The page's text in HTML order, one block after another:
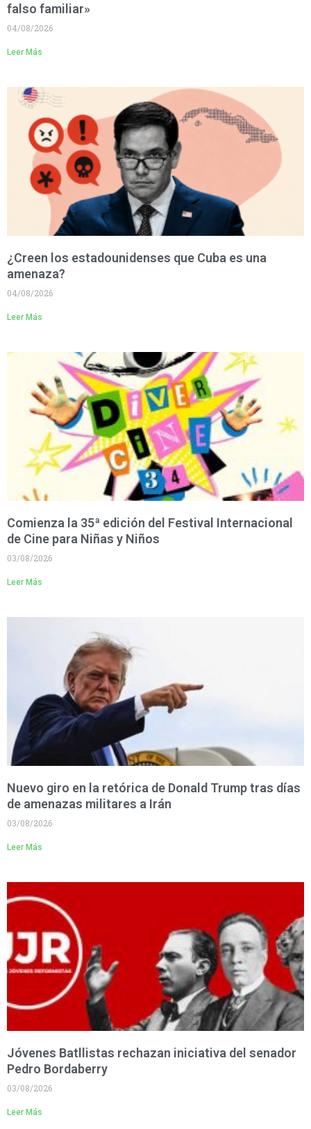
falso familiar»
04/08/2026
Leer Más
¿Creen los estadounidenses que Cuba es una
amenaza?
04/08/2026
Leer Más
Comienza la 35ª edición del Festival Internacional
de Cine para Niñas y Niños
03/08/2026
Leer Más
Nuevo giro en la retórica de Donald Trump tras días
de amenazas militares a Irán
03/08/2026
Leer Más
Jóvenes Batllistas rechazan iniciativa del senador
Pedro Bordaberry
03/08/2026
Leer Más